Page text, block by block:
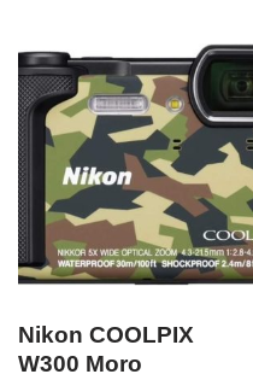
Nikon COOLPIX
W300 Moro